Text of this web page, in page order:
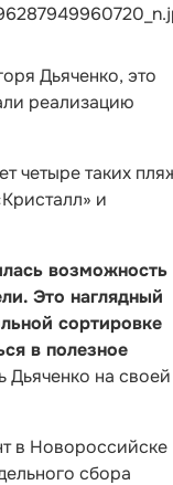
Дьяченко, это
реализацию
четыре таких
и
возможность
Это наглядный
сортировке
в полезное
Дьяченко на своей
в Новороссийске
сбора